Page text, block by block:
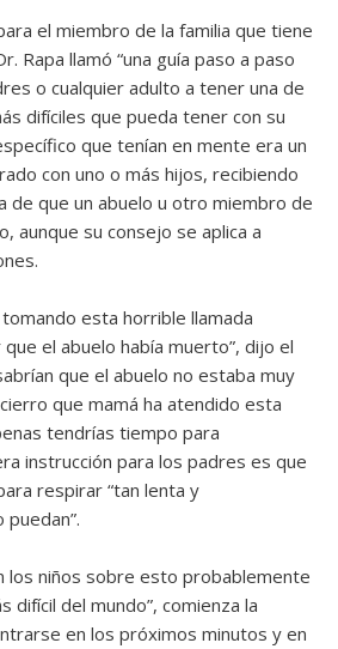
el miembro de la familia que tiene
Rapa llamó “una guía paso a paso
o cualquier adulto a tener una de
difíciles que pueda tener con su
que tenían en mente era un
con uno o más hijos, recibiendo
de que un abuelo u otro miembro de
aunque su consejo se aplica a
esta horrible llamada
el abuelo había muerto”, dijo el
que el abuelo no estaba muy
que mamá ha atendido esta
tendrías tiempo para
instrucción para los padres es que
respirar “tan lenta y
los niños sobre esto probablemente
difícil del mundo”, comienza la
en los próximos minutos y en